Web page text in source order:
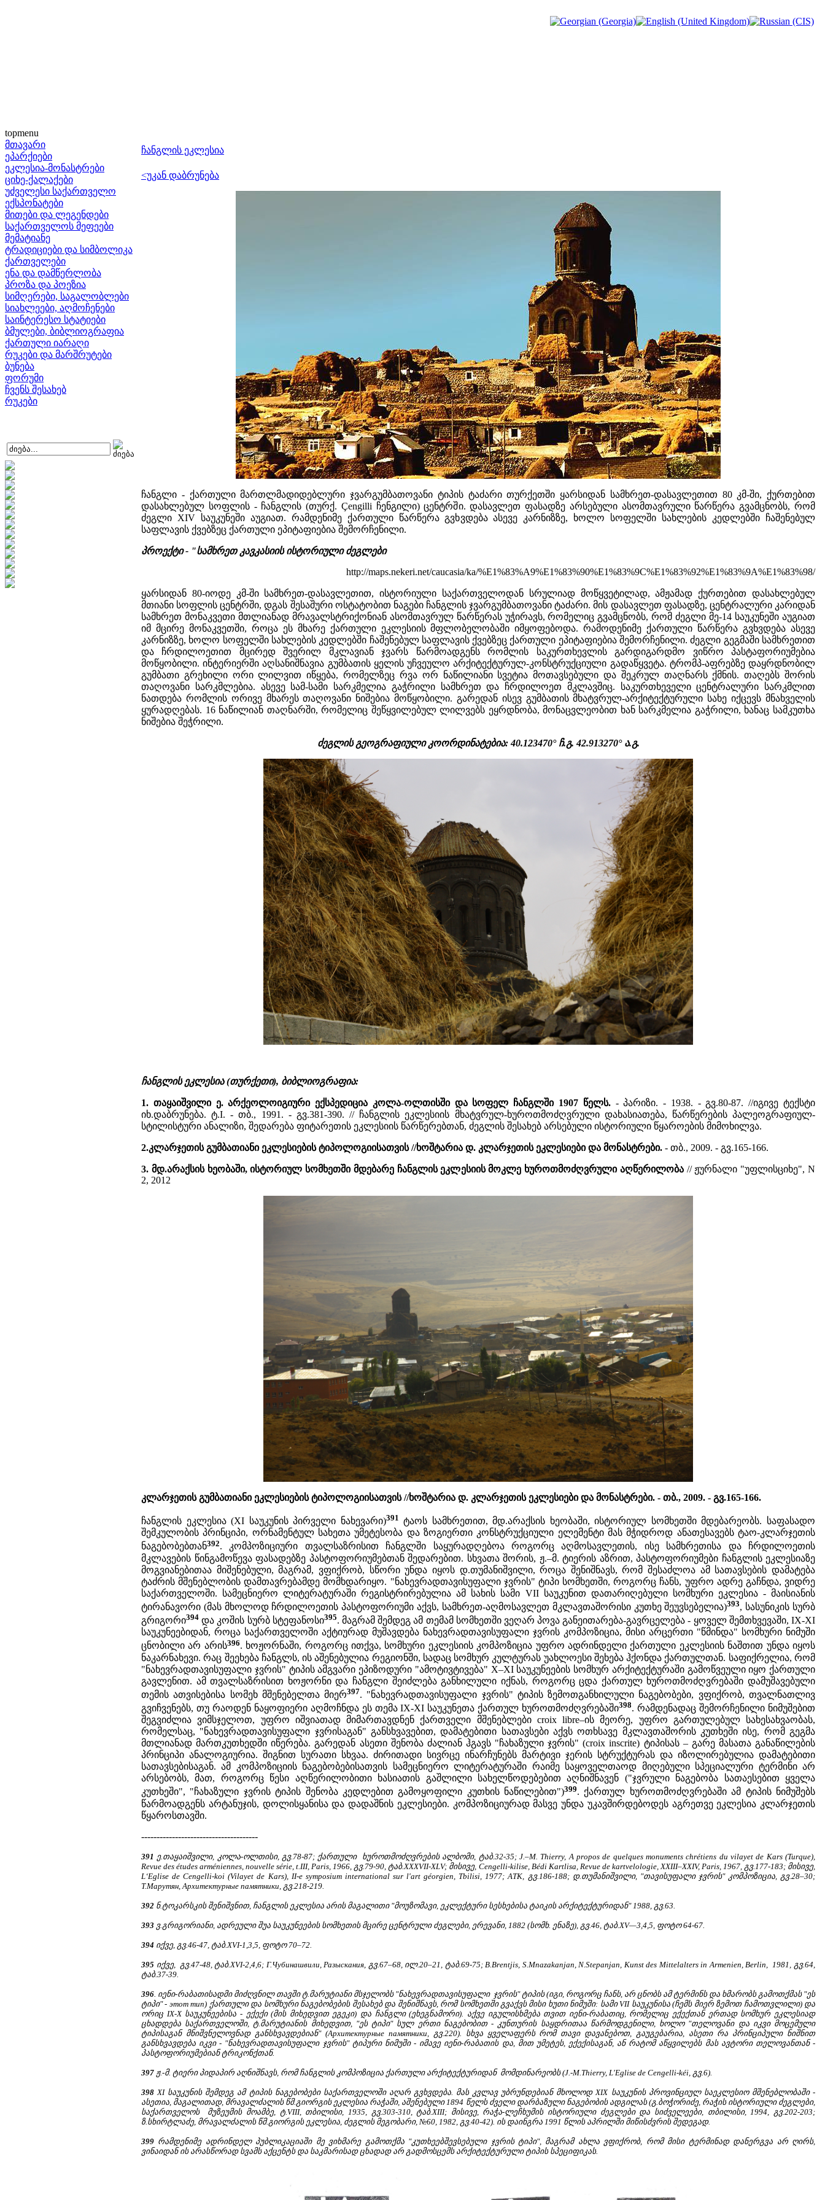
topmenu
მთავარი
ეპარქიები
ეკლესია-მონასტრები
ციხე-ქალაქები
უძველესი საქართველო
ექსპონატები
მითები და ლეგენდები
საქართველოს მეფეები
მემატიანე
ტრადიციები და სიმბოლიკა
ქართველები
ენა და დამწერლობა
პროზა და პოეზია
სიმღერები, საგალობლები
სიახლეები, აღმოჩენები
საინტერესო სტატიები
ბმულები, ბიბლიოგრაფია
ქართული იარაღი
რუკები და მარშრუტები
ბუნება
ფორუმი
ჩვენს შესახებ
რუკები
ჩანგლის ეკლესია
<უკან დაბრუნება
ჩანგლი - ქართული მართლმადიდებლური ჯვარგუმბათოვანი ტიპის ტაძარი თურქეთში ყარსიდან სამხრეთ-დასავლეთით 80 კმ-ში, ქურთებით
დასახლებულ სოფლის - ჩანგლის (თურქ. Çengilli ჩენგილი) ცენტრში. დასავლეთ ფასადზე არსებული ასომთავრული წარწერა გვამცნობს, რომ
ძეგლი XIV საუკუნეში აუგიათ. რამდენიმე ქართული წარწერა გვხვდება ასევე კარნიზზე, ხოლო სოფელში სახლების კედლებში ჩაშენებულ
საფლავის ქვებზეც ქართული ეპიტაფიებია შემორჩენილი.
პროექტი - "სამხრეთ კავკასიის ისტორიული ძეგლები
http://maps.nekeri.net/caucasia/ka/%E1%83%A9%E1%83%90%E1%83%9C%E1%83%92%E1%83%9A%E1%83%98/
ყარსიდან 80-იოდე კმ-ში სამხრეთ-დასავლეთით, ისტორიული საქართველოდან სრულიად მოწყვეტილად, ამჟამად ქურთებით დასახლებულ
მთიანი სოფლის ცენტრში, დგას შესაშური ოსტატობით ნაგები ჩანგლის ჯვარგუმბათოვანი ტაძარი. მის დასავლეთ ფასადზე, ცენტრალური კარიდან
სამხრეთ მონაკვეთი მთლიანად მრავალსტრიქონიან ასომთავრულ წარწერას უჭირავს, რომელიც გვამცნობს, რომ ძეგლი მე-14 საუკუნეში აუგიათ
იმ მცირე მონაკვეთში, როცა ეს მხარე ქართული ეკლესიის მფლობელობაში იმყოფებოდა. რამოდენიმე ქართული წარწერა გვხვდება ასევე
კარნიზზე, ხოლო სოფელში სახლების კედლებში ჩაშენებულ საფლავის ქვებზეც ქართული ეპიტაფიებია შემორჩენილი. ძეგლი გეგმაში სამხრეთით
და ჩრდილოეთით მცირედ შვერილ მკლავიან ჯვარს წარმოადგენს რომლის საკურთხევლის გარდიგარდმო ვიწრო პასტაფორიუმებია
მოწყობილი. ინტერიერში აღსანიშნავია გუმბათის ყელის უჩვეულო არქიტექტურულ-კონსტრუქციული გადაწყვეტა. ტრომპ-აფრებზე დაყრდნობილ
გუმბათი გრეხილი ორი ლილვით იწყება, რომელზეც რვა ორ ნაწილიანი სვეტია მოთავსებული და შეკრულ თაღნარს ქმნის. თაღებს შორის
თაღოვანი სარკმლებია. ასევე სამ-სამი სარკმელია გაჭრილი სამხრეთ და ჩრდილოეთ მკლავშიც. საკურთხეველი ცენტრალური სარკმლით
ნათდება რომლის ორივე მხარეს თაღოვანი ნიშებია მოწყობილი. გარედან ისევ გუმბათის მხატვრულ-არქიტექტურული სახე იქცევს მნახველის
ყურადღებას. 16 ნაწილიან თაღნარში, რომელიც შეწყვილებულ ლილვებს ეყრდნობა, მონაცვლეობით ხან სარკმელია გაჭრილი, ხანაც სამკუთხა
ნიშებია შეჭრილი.
ძეგლის გეოგრაფიული კოორდინატებია: 40.123470° ჩ.გ. 42.913270° ა.გ.
ჩანგლის ეკლესია (თურქეთი), ბიბლიოგრაფია:
1. თაყაიშვილი ე. არქეოლოიგიური ექსპედიცია კოლა-ოლთისში და სოფელ ჩანგლში 1907 წელს. - პარიზი. - 1938. - გვ.80-87. //იგივე ტექსტი
იხ.დაბრუნება. ტ.I. - თბ., 1991. - გვ.381-390. // ჩანგლის ეკლესიის მხატვრულ-ხუროთმოძღვრული დახასიათება, წარწერების პალეოგრაფიულ-
სტილისტური ანალიზი, შედარება ფიტარეთის ეკლესიის წარწერებთან, ძეგლის შესახებ არსებული ისტორიული წყაროების მიმოხილვა.
2.კლარჯეთის გუმბათიანი ეკლესიების ტიპოლოგიისათვის //ხოშტარია დ. კლარჯეთის ეკლესიები და მონასტრები. - თბ., 2009. - გვ.165-166.
3. მდ.არაქსის ხეობაში, ისტორიულ სომხეთში მდებარე ჩანგლის ეკლესიის მოკლე ხუროთმოძღვრული აღწერილობა // ჟურნალი "უფლისციხე", N
2, 2012
კლარჯეთის გუმბათიანი ეკლესიების ტიპოლოგიისათვის //ხოშტარია დ. კლარჯეთის ეკლესიები და მონასტრები. - თბ., 2009. - გვ.165-166.
ჩანგლის ეკლესია (XI საუკუნის პირველი ნახევარი)391 ტაოს სამხრეთით, მდ.არაქსის ხეობაში, ისტორიულ სომხეთში მდებარეობს. საფასადო
შემკულობის პრინციპი, ორნამენტულ სახეთა უმეტესობა და ზოგიერთი კონსტრუქციული ელემენტი მას მჭიდროდ ანათესავებს ტაო-კლარჯეთის
ნაგებობებთან392. კომპოზიციური თვალსაზრისით ჩანგლში საყურადღებოა როგორც აღმოსავლეთის, ისე სამხრეთისა და ჩრდილოეთის
მკლავების წინგამოწევა ფასადებზე პასტოფორიუმებთან შედარებით. სხვათა შორის, ჟ.–მ. ტიერის აზრით, პასტოფორიუმები ჩანგლის ეკლესიაზე
მოგვიანებითაა მიშენებული, მაგრამ, ვფიქრობ, სწორი უნდა იყოს დ.თუმანიშვილი, როცა შენიშნავს, რომ შესაძლოა ამ სათავსების დამატება
ტაძრის მშენებლობის დამთავრებამდე მომხდარიყო. "ნახევრადთავისუფალი ჯვრის" ტიპი სომხეთში, როგორც ჩანს, უფრო ადრე გაჩნდა, ვიდრე
საქართველოში. სამეცნიერო ლიტერატურაში რეგისტრირებულია ამ სახის სამი VII საუკუნით დათარიღებული სომხური ეკლესია - მაისიანის
ტირანავორი (მას მხოლოდ ჩრდილოეთის პასტოფორიუმი აქვს, სამხრეთ-აღმოსავლეთ მკლავთაშორისი კუთხე შეუვსებელია)393, სასუნიკის სურბ
გრიგორი394 და კოშის სურბ სტეფანოსი395. მაგრამ შემდეგ ამ თემამ სომხეთში ვეღარ პოვა განეითარება-გავრცელება - ყოველ შემთხვევაში, IX-XI
საუკუნეებიდან, როცა საქართველოში აქტიურად მუშავდება ნახევრადთავისუფალი ჯვრის კომპოზიცია, მისი არცერთი "წმინდა" სომხური ნიმუში
ცნობილი არ არის396. ხოჟორნაში, როგორც ითქვა, სომხური ეკლესიის კომპოზიცია უფრო ადრინდელი ქართული ეკლესიის ნაშთით უნდა იყოს
ნაკარნახევი. რაც შეეხება ჩანგლს, ის აშენებულია რეგიონში, სადაც სომხურ კულტურას უახლოესი შეხება ჰქონდა ქართულთან. საფიქრელია, რომ
"ნახევრადთავისუფალი ჯვრის" ტიპის ამგვარი ეპიზოდური "ამოტივტივება" X–XI საუკუნეების სომხურ არქიტექტურაში გამოწვეული იყო ქართული
გავლენით. ამ თვალსაზრისით ხოჟორნი და ჩანგლი შეიძლება განხილული იქნას, როგორც ცდა ქართულ ხუროთმოძღვრებაში დამუშავებული
თემის ათვისებისა სომეხ მშენებელთა მიერ397. "ნახევრადთავისუფალი ჯვრის" ტიპის ზემოთგანხილული ნაგებობები, ვფიქრობ, თვალნათლივ
გვიჩვენებს, თუ რაოდენ ნაყოფიერი აღმოჩნდა ეს თემა IX-XI საუკუნეთა ქართულ ხუროთმოძღვრებაში398. რამდენადაც შემორჩენილი ნიმუშებით
შეგვიძლია ვიმსჯელოთ, უფრო იშვიათად მიმართავდნენ ქართველი მშენებლები croix libre–ის მეორე, უფრო გართულებულ სახესახვაობას,
რომელსაც, "ნახევრადთავისუფალი ჯვრისაგან" განსხვავებით, დამატებითი სათავსები აქვს ოთხსავე მკლავთაშორის კუთხეში ისე, რომ გეგმა
მთლიანად მართკუთხედში იწერება. გარედან ასეთი შენობა ძალიან ჰგავს "ჩახაზული ჯვრის" (croix inscrite) ტიპისას – გარე მასათა განაწილების
პრინციპი ანალოგიურია. შიგნით სურათი სხვაა. ძირითადი სივრცე ინარჩუნებს მარტივი ჯერის სტრუქტურას და იზოლირებულია დამატებითი
სათავსებისაგან. ამ კომპოზიციის ნაგებობებისათვის სამეცნიერო ლიტერატურაში რაიმე საყოველთაოდ მიღებული სპეციალური ტერმინი არ
არსებობს, მათ, როგორც წესი აღწერილობითი ხასიათის გაშლილი სახელწოდებებით აღნიშნავენ ("ჯვრული ნაგებობა სათაესებით ყველა
კუთხეში", "ჩახაზული ჯვრის ტიპის შენობა კედლებით გამოყოფილი კუთხის ნაწილებით")399. ქართულ ხუროთმოძღვრებაში ამ ტიპის ნიმუშებს
წარმოადგენს არტანუჯის, დოლისყანისა და დადაშნის ეკლესიები. კომპოზიციურად მასვე უნდა უკავშირდებოდეს აგრეთვე ეკლესია კლარჯეთის
წყაროსთავში.
--------------------------------------
391 ე.თაყაიშვილი, კოლა-ოლთისი, გვ.78-87; ქართული ხუროთმოძღვრების ალბომი, ტაბ.32-35; J.–M. Thierry, A propos de quelques monuments chrétiens du vilayet de Kars (Turque),
Revue des études arméniennes, nouvelle série, t.III, Paris, 1966, გვ.79-90, ტაბ.XXXVII-XLV; მისივე, Cengelli-kilise, Bédi Kartlisa, Revue de kartvelologie, XXIII–XXIV, Paris, 1967, გვ.177-183; მისივე,
L‘Eglise de Cengelli-koi (Vilayet de Kars), II-e symposium international sur l'art géorgien, Tbilisi, 1977; ATK, გვ.186-188; დ.თუმანიშვილი, "თავისუფალი ჯვრის" კომპოზიცია, გვ.28–30;
T.Марутян, Архитектурные памятники, გვ.218-219.
392 ნ.ტოკარსკის შენიშვნით, ჩანგლის ეკლესია არის მაგალითი "მოუზომავი, ეკლექტური სესხებისა ტაიკის არქიტექტურიდან" 1988, გვ.63.
393 ვ.გრიგორიანი, ადრეული შუა საუკუნეების სომხეთის მცირე ცენტრული ძეგლები, ერევანი, 1882 (სომხ. ენაზე), გვ.46, ტაბ.XV—3,4,5, ფოტო 64-67.
394 იქვე, გვ.46-47, ტაბ.XVI-1,3,5, ფოტო 70–72.
395 იქვე, გვ.47-48, ტაბ.XVI-2,4,6; Г.Чубинашвили, Разыскания, გვ.67–68, ილ.20–21, ტაბ.69-75; B.Brentjis, S.Mnazakanjan, N.Stepanjan, Kunst des Mittelalters in Armenien, Berlin, 1981, გვ.64,
ტაბ.37-39.
396 . იენი-რაბათისადმი მიძღვნილ თავში ტ.მარუტიანი მსჯელობს "ნახევრადთავისუფალი ჯვრის" ტიპის (იგი, როგორც ჩანს, არ ცნობს ამ ტერმინს და ხმარობს გამოთქმას "ეს
ტიპი" - этот тип) ქართული და სომხური ნაგებობების შესახებ და შენიშნავს, რომ სომხეთში გვაქვს მისი ხუთი ნიმუში: სამი VII საუკუნისა (ჩემს მიერ ზემოთ ჩამოთვლილი) და
ორიც IX-X საუკუნეებისა - ექექი (მის მიხედვით ეგეკი) და ჩანგლი (ეხეგნამორი). აქვე იგულისხმება თვით იენი-რაბათიც, რომელიც ექექთან ერთად სომხურ ეკლესიად
ცხადდება საქართველოში, ტ.მარუტიანის მიხედვით, "ეს ტიპი" სულ ერთი ნაგებობით - კუნთურის საყდრითაა წარმოდგენილი, ხოლო "თელოვანი და იკვი მოცემული
ტიპისაგან მნიშვნელოვნად განსხვავდებიან" (Архитектурные памятники, გვ.220). სხვა ყველაფერს რომ თავი დავანებოთ, გაუგებარია, ასეთი რა პრინციპული ნიშნით
განსხვავდება იკვი - "ნახევრადთავისუფალი ჯვრის" ტიპური ნიმუში - იმავე იენი-რაბათის და, მით უმეტეს, ექექისაგან, ან რატომ აწყვილებს მას ავტორი თელოვანთან -
პასტოფორიუმებიან ტრიკონქთან.
397 ჟ.-მ. ტიერი პიდაპირ აღნიშნავს, რომ ჩანგლის კომპოზიცია ქართული არქიტექტურიდან მომდინარეობს (J.-M.Thierry, L'Eglise de Cengelli-kéi, გვ.6).
398 XI საუკუნის შემდეგ ამ ტიპის ნაგებობები საქართველოში აღარ გვხვდება. მას კვლავ უბრუნდებიან მხოლოდ XIX საუკუნის პროვინციულ საეკლესიო მშენებლობაში -
ასეთია, მაგალითად, მრავალძალის წმ.გიორგის ეკლესია რაჭაში, აშენებული 1894 წელს ძველი დარბაზული ნაგებობის ადგილას (გ.ბოჭორიძე, რაჭის ისტორიული ძეგლები,
საქართველოს მუზეუმის მოამბე, ტ.VIII, თბილისი, 1935, გვ.303-310, ტაბ.XIII; მისივე, რაჭა-ლეჩხუმის ისტორიული ძეგლები და სიძველეები, თბილისი, 1994, გვ.202-203;
ზ.სხირტლაძე, მრავალძალის წმ.გიორგის ეკლესია, ძეგლის მეგობარი, №60, 1982, გვ.40-42). ის დაინგრა 1991 წლის აპრილში მიწისძვრის შედეგად.
399 რამდენიმე ადრინდელ პუბლიკაციაში მე ვიხმარე გამოთქმა "კუთხეებშევსებული ჯვრის ტიპი", მაგრამ ახლა ვფიქრობ, რომ მისი ტერმინად დანერგვა არ ღირს,
ვინაიდან ის არასწორად სვამს აქცენტს და საკმარისად ცხადად არ გადმოსცემს არქიტექტურული ტიპის სპეციფიკას.